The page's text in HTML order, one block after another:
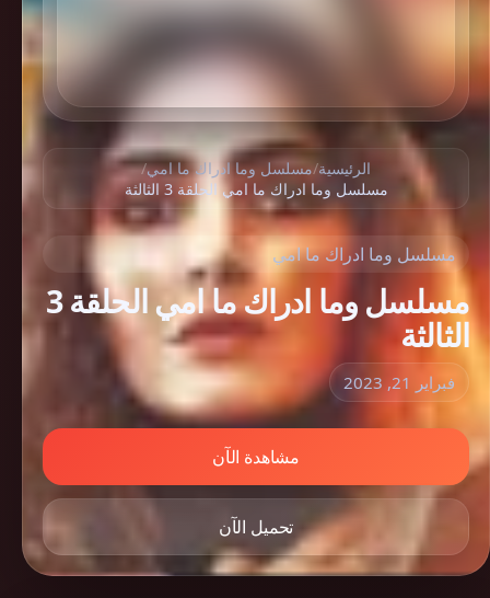
الرئيسية/مسلسل وما ادراك ما امي/
مسلسل وما ادراك ما امي الحلقة 3 الثالثة
مسلسل وما ادراك ما امي
مسلسل وما ادراك ما امي الحلقة 3
الثالثة
فبراير 21, 2023
مشاهدة الآن
تحميل الآن